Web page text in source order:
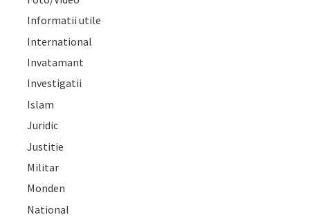
Informatii utile
International
Invatamant
Investigatii
Islam
Juridic
Justitie
Militar
Monden
National